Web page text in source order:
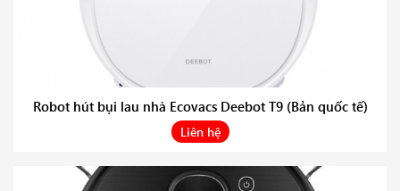
Robot hút bụi lau nhà Ecovacs Deebot T9 (Bản quốc tế)
Liên hệ